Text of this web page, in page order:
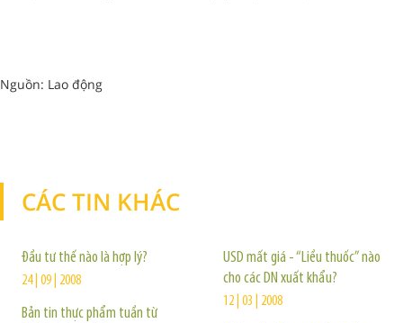
Nguồn: Lao động
CÁC TIN KHÁC
Đầu tư thế nào là hợp lý?
24 | 09 | 2008
Bản tin thực phẩm tuần từ
USD mất giá - “Liều thuốc” nào
cho các DN xuất khẩu?
12 | 03 | 2008